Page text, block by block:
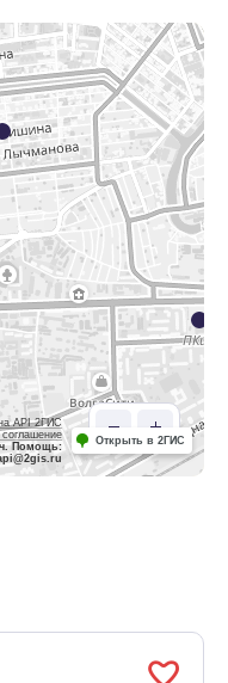
API 2ГИС
Помощь:
Открыть в 2ГИС